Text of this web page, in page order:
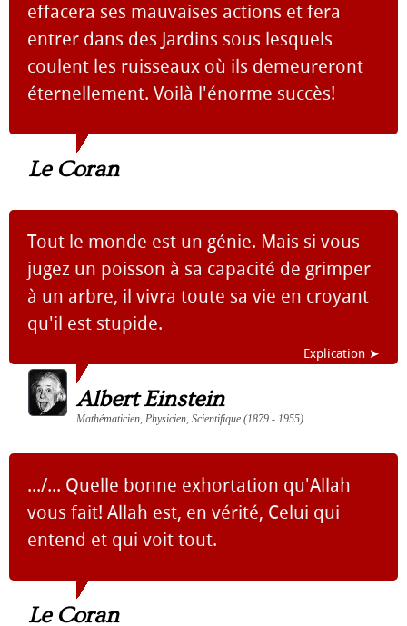
effacera ses mauvaises actions et fera
entrer dans des Jardins sous lesquels
coulent les ruisseaux où ils demeureront
éternellement. Voilà l'énorme succès!
Le Coran
Tout le monde est un génie. Mais si vous
jugez un poisson à sa capacité de grimper
à un arbre, il vivra toute sa vie en croyant
qu'il est stupide.
Explication ➤
Albert Einstein
Mathématicien, Physicien, Scientifique (1879 - 1955)
.../... Quelle bonne exhortation qu'Allah
vous fait! Allah est, en vérité, Celui qui
entend et qui voit tout.
Le Coran